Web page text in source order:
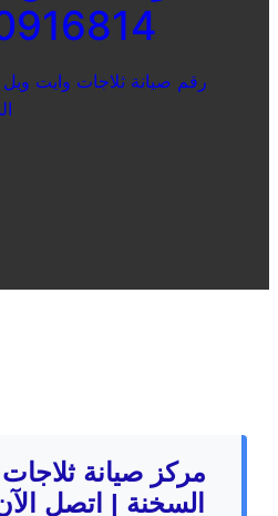
رقم صيانة ثلاجات وايت ويل
مركز صيانة
السخنة | اتصل الآن